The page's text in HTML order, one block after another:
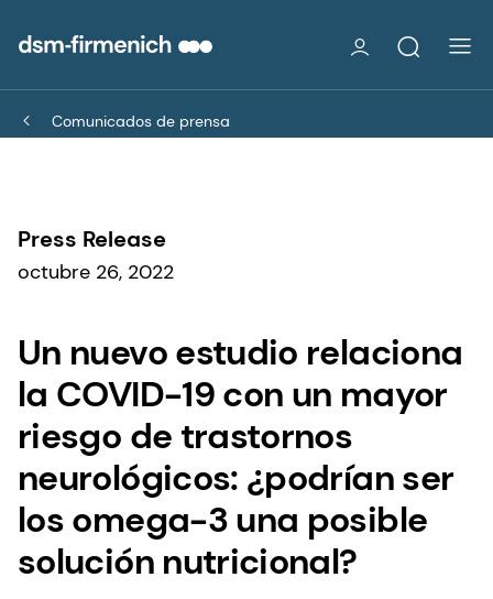
Comunicados de prensa
Press Release
octubre 26, 2022
Un nuevo estudio relaciona
la COVID-19 con un mayor
riesgo de trastornos
neurológicos: ¿podrían ser
los omega-3 una posible
solución nutricional?